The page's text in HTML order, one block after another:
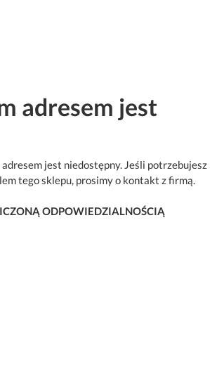
adresem jest
jest niedostępny. Jeśli potrzebujesz
tego sklepu, prosimy o kontakt z firmą.
ODPOWIEDZIALNOŚCIĄ